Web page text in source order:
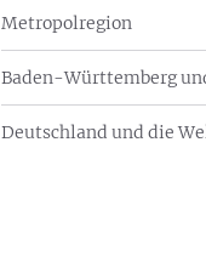
Metropolregion
Baden-Württemberg
Deutschland und die